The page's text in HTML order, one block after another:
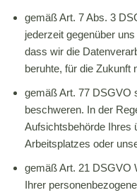
gemäß Art. 7 Abs. 3
jederzeit gegenüber
dass wir die
beruhte, für die Zukunft
gemäß Art. 77 DSGVO
beschweren. In der
Aufsichtsbehörde Ihres
Arbeitsplatzes oder
gemäß Art. 21 DSGVO
Ihrer